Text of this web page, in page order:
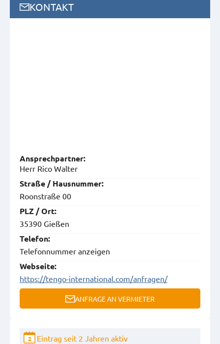
KONTAKT
Ansprech­partner:
Herr Rico Walter
Straße / Hausnummer:
Roonstraße 00
PLZ / Ort:
35390 Gießen
Telefon:
Telefonnummer anzeigen
Webseite:
https://tengo-international.com/anfragen/
ANFRAGE AN VERMIETER
2 Eintrag seit 2 Jahren aktiv